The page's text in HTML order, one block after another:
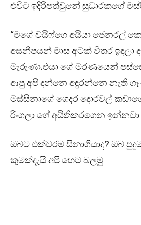
එවිට ඉදිරිපත්වුනේ සුධාරකගේ
“මගේ වයිෆ්ගෙ අයියා ජෙනරල්
අසනීපයන් මාස අටක් විතර ඉඳලා
මැරුණා.එයා ගේ මරණයෙන්
ආපු අපි දන්නෙ අඳුරන්නෙ නැති
මස්සිනාගේ ගෙදර දොරවල්
රිංගලා ගේ අයිතිකරගෙන ඉන්නවා
ඔබට එක්වරම සිනාගියාද? ඔබ
කුමක්දැයි අපි හෙට බලමු